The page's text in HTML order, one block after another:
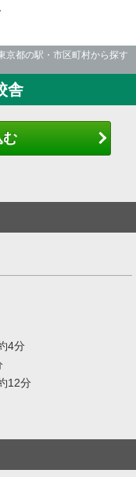
京都の駅・市区町村から探す
舎
む
4分
12分